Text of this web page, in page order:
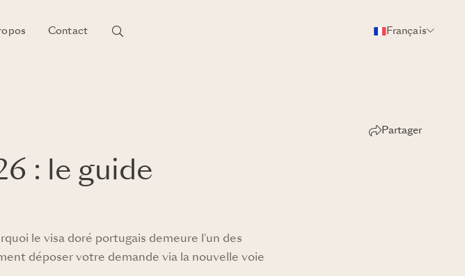
Contact Français
Partager
: le guide
le visa doré portugais demeure l'un des
déposer votre demande via la nouvelle voie